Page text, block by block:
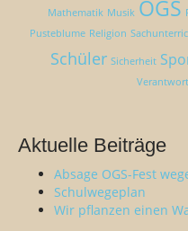
Mathematik Musik OGS
Pusteblume Religion
Schüler Sicherheit
Aktuelle Beiträge
Absage OGS-Fest
Schulwegeplan
Wir pflanzen einen